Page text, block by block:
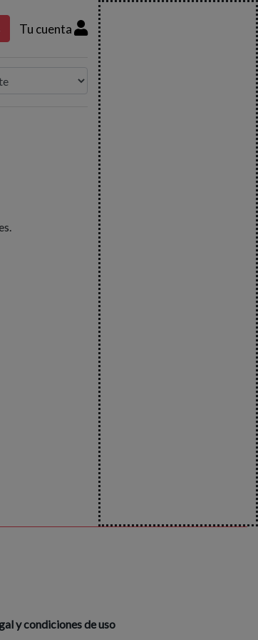
Tu cuenta
y condiciones de uso